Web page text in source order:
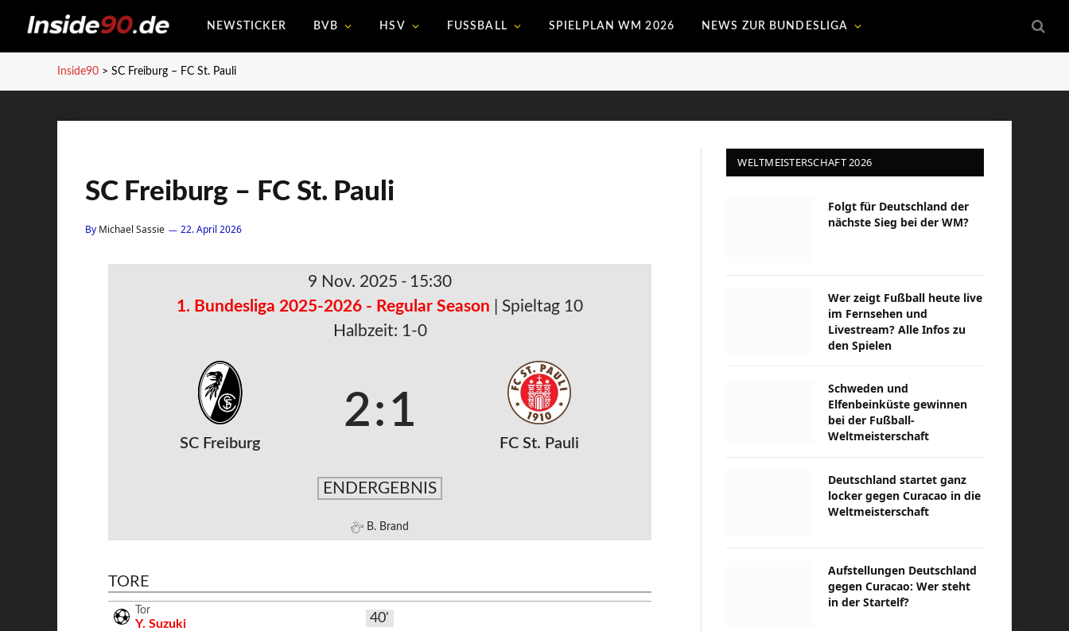
NEWSTICKER BVB HSV FUSSBALL SPIELPLAN WM 2026 NEWS ZUR BUNDESLIGA
Inside90 > SC Freiburg – FC St. Pauli
SC Freiburg – FC St. Pauli
By Michael Sassie 22. April 2026
9 Nov. 2025 - 15:30
1. Bundesliga 2025-2026 - Regular Season
| Spieltag 10
Halbzeit: 1-0
SC Freiburg
2:1
FC St. Pauli
ENDERGEBNIS
B. Brand
TORE
Tor
Y. Suzuki 40'
WELTMEISTERSCHAFT 2026
Folgt für Deutschland der
nächste Sieg bei der WM?
Wer zeigt Fußball heute live
im Fernsehen und
Livestream? Alle Infos zu
den Spielen
Schweden und
Elfenbeinküste gewinnen
bei der Fußball-
Weltmeisterschaft
Deutschland startet ganz
locker gegen Curacao in die
Weltmeisterschaft
Aufstellungen Deutschland
gegen Curacao: Wer steht
in der Startelf?